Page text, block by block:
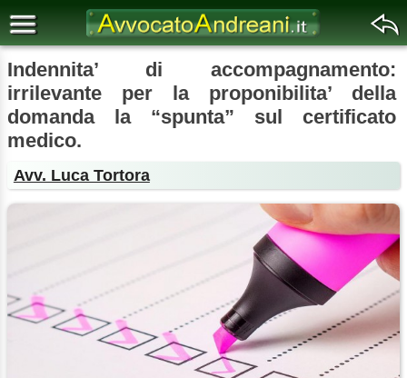
Indennita’ di accompagnamento:
irrilevante per la proponibilita’ della
domanda la “spunta” sul certificato
medico.
Avv. Luca Tortora